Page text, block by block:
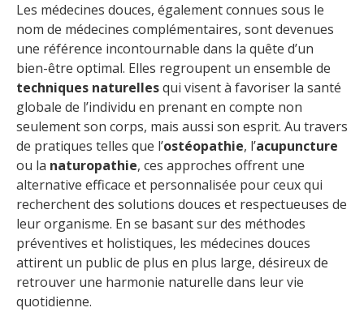
Les médecines douces, également connues sous le
nom de médecines complémentaires, sont devenues
une référence incontournable dans la quête d’un
bien-être optimal. Elles regroupent un ensemble de
techniques naturellesqui visent à favoriser la santé
globale de l’individu en prenant en compte non
seulement son corps, mais aussi son esprit. Au travers
de pratiques telles que l’ostéopathie, l’acupuncture
ou la naturopathie, ces approches offrent une
alternative efficace et personnalisée pour ceux qui
recherchent des solutions douces et respectueuses de
leur organisme. En se basant sur des méthodes
préventives et holistiques, les médecines douces
attirent un public de plus en plus large, désireux de
retrouver une harmonie naturelle dans leur vie
quotidienne.